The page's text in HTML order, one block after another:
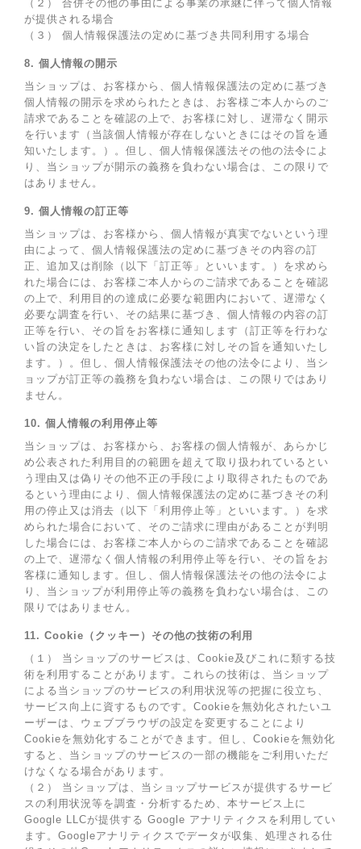
（２） 合併その他の事由による事業の承継に伴って個人情報
が提供される場合
（３） 個人情報保護法の定めに基づき共同利用する場合
8. 個人情報の開示
当ショップは、お客様から、個人情報保護法の定めに基づき
個人情報の開示を求められたときは、お客様ご本人からのご
請求であることを確認の上で、お客様に対し、遅滞なく開示
を行います（当該個人情報が存在しないときにはその旨を通
知いたします。）。但し、個人情報保護法その他の法令によ
り、当ショップが開示の義務を負わない場合は、この限りで
はありません。
9. 個人情報の訂正等
当ショップは、お客様から、個人情報が真実でないという理
由によって、個人情報保護法の定めに基づきその内容の訂
正、追加又は削除（以下「訂正等」といいます。）を求めら
れた場合には、お客様ご本人からのご請求であることを確認
の上で、利用目的の達成に必要な範囲内において、遅滞なく
必要な調査を行い、その結果に基づき、個人情報の内容の訂
正等を行い、その旨をお客様に通知します（訂正等を行わな
い旨の決定をしたときは、お客様に対しその旨を通知いたし
ます。）。但し、個人情報保護法その他の法令により、当シ
ョップが訂正等の義務を負わない場合は、この限りではあり
ません。
10. 個人情報の利用停止等
当ショップは、お客様から、お客様の個人情報が、あらかじ
め公表された利用目的の範囲を超えて取り扱われているとい
う理由又は偽りその他不正の手段により取得されたものであ
るという理由により、個人情報保護法の定めに基づきその利
用の停止又は消去（以下「利用停止等」といいます。）を求
められた場合において、そのご請求に理由があることが判明
した場合には、お客様ご本人からのご請求であることを確認
の上で、遅滞なく個人情報の利用停止等を行い、その旨をお
客様に通知します。但し、個人情報保護法その他の法令によ
り、当ショップが利用停止等の義務を負わない場合は、この
限りではありません。
11. Cookie（クッキー）その他の技術の利用
（１） 当ショップのサービスは、Cookie及びこれに類する技
術を利用することがあります。これらの技術は、当ショップ
による当ショップのサービスの利用状況等の把握に役立ち、
サービス向上に資するものです。Cookieを無効化されたいユ
ーザーは、ウェブブラウザの設定を変更することにより
Cookieを無効化することができます。但し、Cookieを無効化
すると、当ショップのサービスの一部の機能をご利用いただ
けなくなる場合があります。
（２） 当ショップは、当ショップサービスが提供するサービ
スの利用状況等を調査・分析するため、本サービス上に
Google LLCが提供する Google アナリティクスを利用してい
ます。Googleアナリティクスでデータが収集、処理される仕